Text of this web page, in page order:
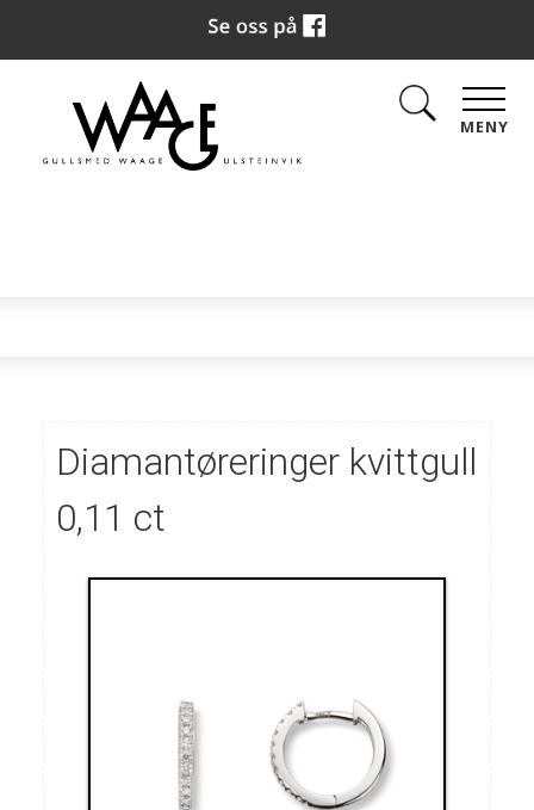
MENY
Diamantøreringer kvittgull
0,11 ct